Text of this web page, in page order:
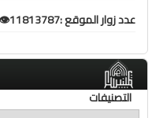
عدد زوار الموقع :11813787👁️
التصنيفات